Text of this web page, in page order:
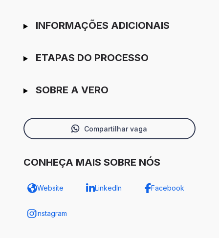
INFORMAÇÕES ADICIONAIS
ETAPAS DO PROCESSO
SOBRE A VERO
Compartilhar vaga
CONHEÇA MAIS SOBRE NÓS
Website LinkedIn Facebook
Instagram